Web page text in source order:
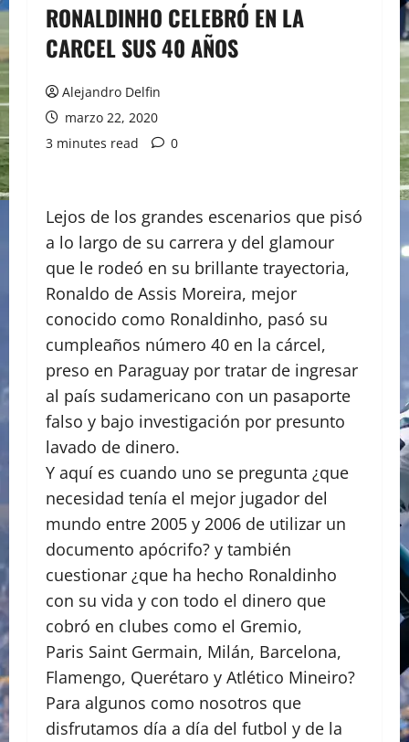
RONALDINHO CELEBRÓ EN LA
CARCEL SUS 40 AÑOS
Alejandro Delfin
marzo 22, 2020
3 minutes read
0
Lejos de los grandes escenarios que pisó
a lo largo de su carrera y del glamour
que le rodeó en su brillante trayectoria,
Ronaldo de Assis Moreira, mejor
conocido como Ronaldinho, pasó su
cumpleaños número 40 en la cárcel,
preso en Paraguay por tratar de ingresar
al país sudamericano con un pasaporte
falso y bajo investigación por presunto
lavado de dinero.
Y aquí es cuando uno se pregunta ¿que
necesidad tenía el mejor jugador del
mundo entre 2005 y 2006 de utilizar un
documento apócrifo? y también
cuestionar ¿que ha hecho Ronaldinho
con su vida y con todo el dinero que
cobró en clubes como el Gremio,
Paris Saint Germain, Milán, Barcelona,
Flamengo, Querétaro y Atlético Mineiro?
Para algunos como nosotros que
disfrutamos día a día del futbol y de la